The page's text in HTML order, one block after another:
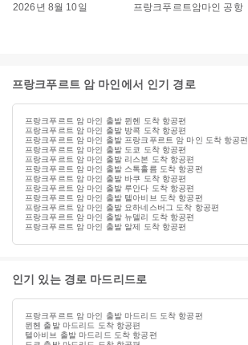
2026년 8월 10일
프랑크푸르트암마인 공항
프랑크푸르트 암 마인에서 인기 경로
프랑크푸르트 암 마인 출발 뮌헨 도착 항공편
프랑크푸르트 암 마인 출발 방콕 도착 항공편
프랑크푸르트 암 마인 출발 프랑크푸르트 암 마인 도착 항공편
프랑크푸르트 암 마인 출발 도쿄 도착 항공편
프랑크푸르트 암 마인 출발 리스본 도착 항공편
프랑크푸르트 암 마인 출발 스톡홀름 도착 항공편
프랑크푸르트 암 마인 출발 바쿠 도착 항공편
프랑크푸르트 암 마인 출발 루안다 도착 항공편
프랑크푸르트 암 마인 출발 텔아비브 도착 항공편
프랑크푸르트 암 마인 출발 요하네스버그 도착 항공편
프랑크푸르트 암 마인 출발 뉴델리 도착 항공편
프랑크푸르트 암 마인 출발 알제 도착 항공편
인기 있는 경로 마드리드로
프랑크푸르트 암 마인 출발 마드리드 도착 항공편
뮌헨 출발 마드리드 도착 항공편
텔아비브 출발 마드리드 도착 항공편